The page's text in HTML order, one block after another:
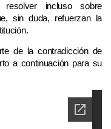
incluso sobre
sin duda, refuerzan la
de la contradicción de
a continuación para su